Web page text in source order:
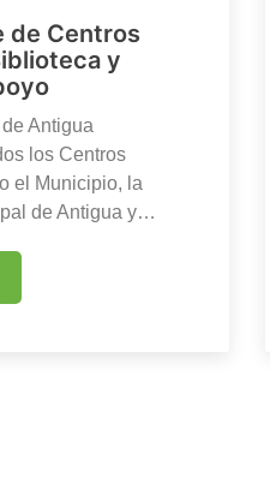
de Centros
y
Antigua
los Centros
el Municipio, la
de Antigua y…